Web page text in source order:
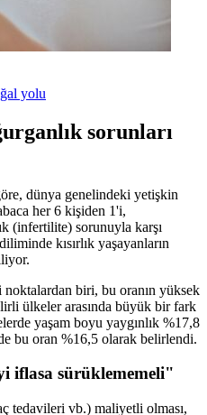
yolu
sorunları
dünya genelindeki yetişkin
her 6 kişiden 1'i,
(infertilite) sorunuyla karşı
kısırlık yaşayanların
biri, bu oranın yüksek
ülkeler arasında büyük bir fark
yaşam boyu yaygınlık %17,8
bu oran %16,5 olarak belirlendi.
iflasa sürüklememeli"
tedavileri vb.) maliyetli olması,